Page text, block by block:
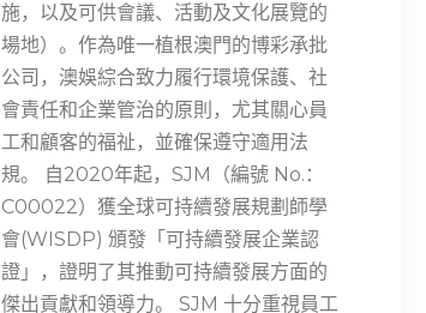
施，以及可供會議、活動及文化展覽的
場地）。作為唯一植根澳門的博彩承批
公司，澳娛綜合致力履行環境保護、社
會責任和企業管治的原則，尤其關心員
工和顧客的福祉，並確保遵守適用法
規。 自2020年起，SJM（編號 No.：
C00022）獲全球可持續發展規劃師學
會(WISDP) 頒發「可持續發展企業認
證」，證明了其推動可持續發展方面的
傑出貢獻和領導力。 SJM 十分重視員工